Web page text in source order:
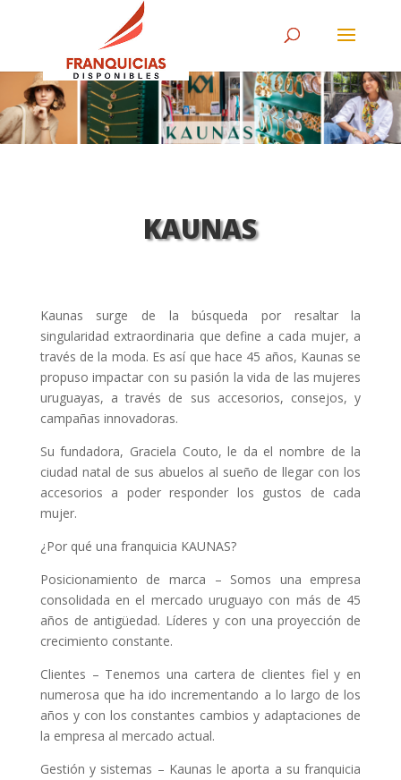
KAUNAS
Kaunas surge de la búsqueda por resaltar la
singularidad extraordinaria que define a cada mujer, a
través de la moda. Es así que hace 45 años, Kaunas se
propuso impactar con su pasión la vida de las mujeres
uruguayas, a través de sus accesorios, consejos, y
campañas innovadoras.
Su fundadora, Graciela Couto, le da el nombre de la
ciudad natal de sus abuelos al sueño de llegar con los
accesorios a poder responder los gustos de cada
mujer.
¿Por qué una franquicia KAUNAS?
Posicionamiento de marca – Somos una empresa
consolidada en el mercado uruguayo con más de 45
años de antigüedad. Líderes y con una proyección de
crecimiento constante.
Clientes – Tenemos una cartera de clientes fiel y en
numerosa que ha ido incrementando a lo largo de los
años y con los constantes cambios y adaptaciones de
la empresa al mercado actual.
Gestión y sistemas – Kaunas le aporta a su franquicia